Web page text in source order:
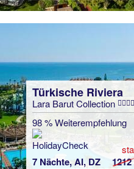
Türkische Riviera
Lara Barut Collection
98 % Weiterempfehlung
7 Nächte, AI, DZ
1212